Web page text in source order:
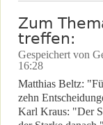
Zum
treffen:
Gespeichert von
16:28
Matthias Beltz:
zehn
Karl Kraus: "Der